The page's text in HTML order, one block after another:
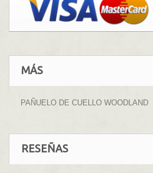
MÁS
PAÑUELO DE CUELLO WOODLAND
RESEÑAS